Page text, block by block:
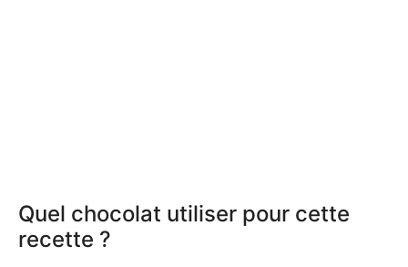
Quel chocolat utiliser pour cette
recette ?